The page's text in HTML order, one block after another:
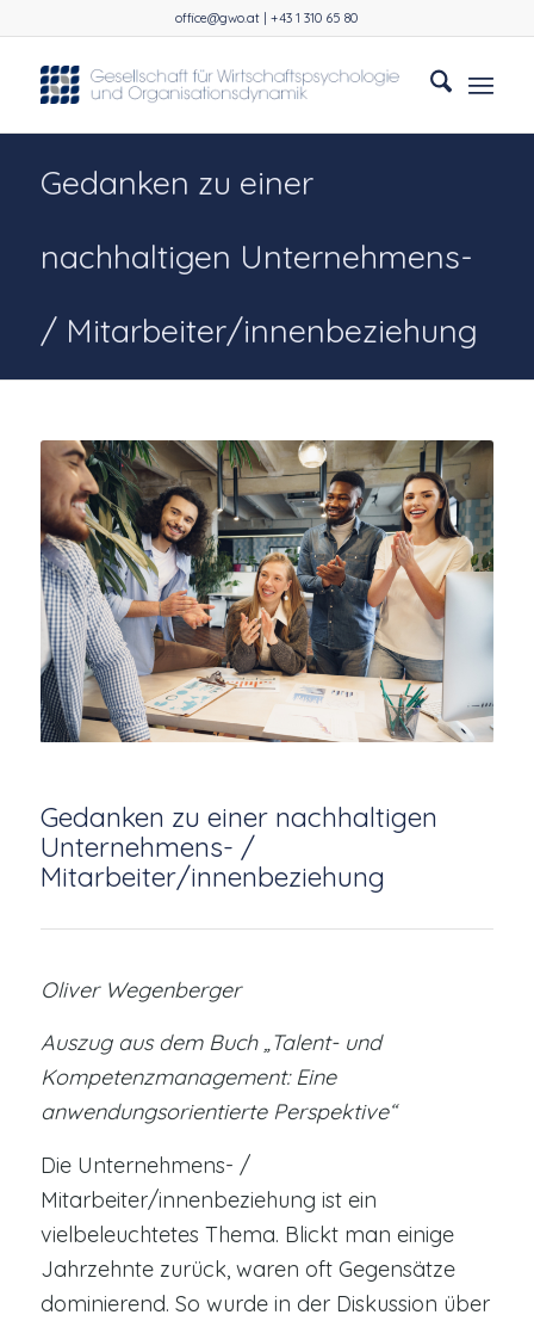
office@gwo.at | +43 1 310 65 80
Gedanken zu einer
nachhaltigen Unternehmens-
/ Mitarbeiter/innenbeziehung
Gedanken zu einer nachhaltigen
Unternehmens- /
Mitarbeiter/innenbeziehung
Oliver Wegenberger
Auszug aus dem Buch „Talent- und
Kompetenzmanagement: Eine
anwendungsorientierte Perspektive“
Die Unternehmens- /
Mitarbeiter/innenbeziehung ist ein
vielbeleuchtetes Thema. Blickt man einige
Jahrzehnte zurück, waren oft Gegensätze
dominierend. So wurde in der Diskussion über